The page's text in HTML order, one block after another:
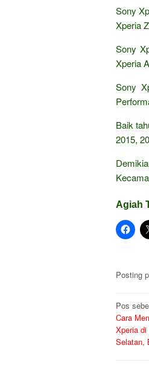
Sony
Xperia
Sony
Xperia
Sony
Baik
2015,
Agiah
Posting
pos
Pos
Cara
Xperia
Selatan,